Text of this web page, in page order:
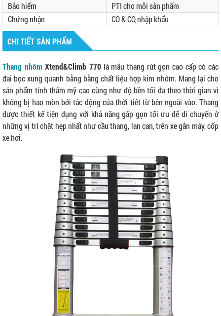
Bảo hiểm
PTI cho mỗi sản phẩm
Chứng nhận
CO & CQ nhập khẩu
CHI TIẾT SẢN PHẨM
Thang nhôm Xtend&Climb 770 là mẫu thang rút gọn cao cấp có các
đai bọc xung quanh bằng bằng chất liệu hợp kim nhôm. Mang lại cho
sản phẩm tính thẩm mỹ cao cũng như độ bền tối đa theo thời gian vì
không bị hao mòn bởi tác động của thời tiết từ bên ngoài vào. Thang
được thiết kế tiện dụng với khả năng gấp gọn tối ưu để di chuyển ở
những vị trí chật hẹp nhất như cầu thang, lan can, trên xe gắn máy, cốp
xe hơi.